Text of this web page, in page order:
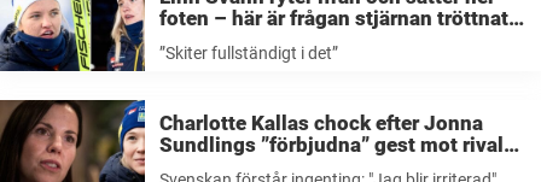
foten – här är frågan stjärnan tröttnat
”Skiter fullständigt i det”
Charlotte Kallas chock efter Jonna
Sundlings ”förbjudna” gest mot rivalen
– förstår ingenting: ”Jag blir irriterad”